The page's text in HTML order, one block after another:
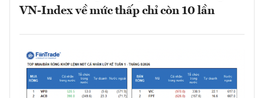
VN-Index về mức thấp chỉ còn 10 lần